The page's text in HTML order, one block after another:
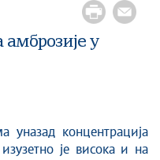
у
уназад концентрација
је висока и на